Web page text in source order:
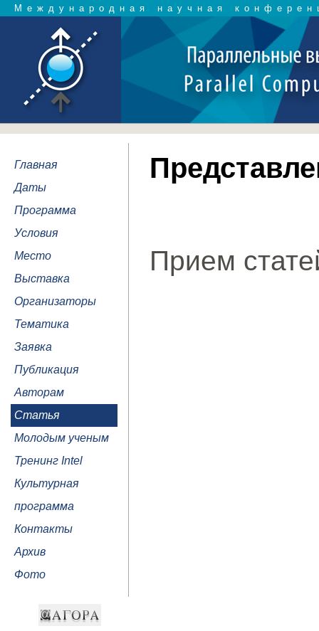
Международная научная
Главная
Даты
Программа
Условия
Место
Выставка
Организаторы
Тематика
Заявка
Публикация
Авторам
Статья
Молодым ученым
Тренинг Intel
Культурная
программа
Контакты
Архив
Фото
Прием